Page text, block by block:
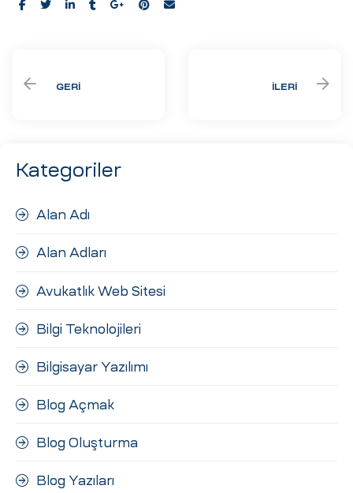
Share:
GERI İLERI
Kategoriler
Alan Adı
Alan Adları
Avukatlık Web Sitesi
Bilgi Teknolojileri
Bilgisayar Yazılımı
Blog Açmak
Blog Oluşturma
Blog Yazıları